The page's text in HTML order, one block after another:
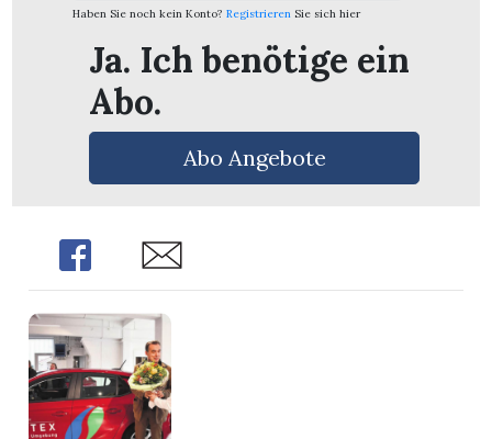
Haben Sie noch kein Konto? Registrieren Sie sich hier
Ja. Ich benötige ein
Abo.
Abo Angebote
Share Share